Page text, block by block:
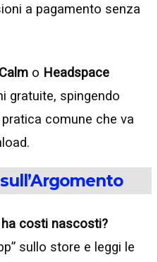
a pagamento senza
Calm o Headspace
gratuite, spingendo
comune che va
ha costi nascosti?
sullo store e leggi le